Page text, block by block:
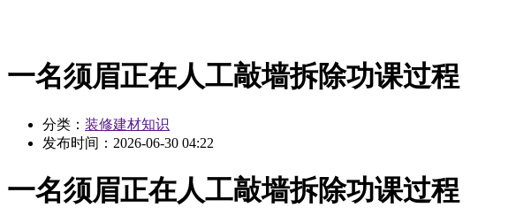
一名须眉正在人工敲墙拆除功课过程
分类： 装修建材知识
发布时间： 2026-06-30 04:22
一名须眉正在人工敲墙拆除功课过程